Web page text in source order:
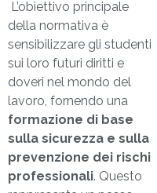
L’obiettivo principale
della normativa è
sensibilizzare gli studenti
sui loro futuri diritti e
doveri nel mondo del
lavoro, fornendo una
formazione di base
sulla sicurezza e sulla
prevenzione dei rischi
professionali. Questo